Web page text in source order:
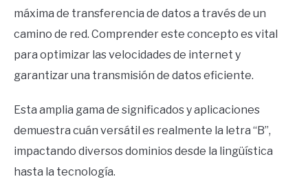
máxima de transferencia de datos a través de un
camino de red. Comprender este concepto es vital
para optimizar las velocidades de internet y
garantizar una transmisión de datos eficiente.
Esta amplia gama de significados y aplicaciones
demuestra cuán versátil es realmente la letra “B”,
impactando diversos dominios desde la lingüística
hasta la tecnología.